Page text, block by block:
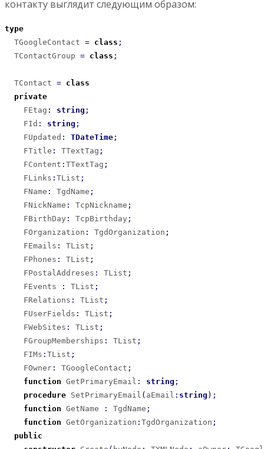
контакту выглядит следующим образом:
type
  TGoogleContact
= class ;
  TContactGroup
= class ;
  TContact
= class
private
    FEtag
: string ;
    FId
: string ;
    FUpdated
: TDateTime ;
    FTitle
: TTextTag ;
    FContent
: TTextTag ;
    FLinks
: TList ;
    FName
: TgdName ;
    FNickName
: TcpNickname ;
    FBirthDay
: TcpBirthday ;
    FOrganization
: TgdOrganization ;
    FEmails
: TList ;
    FPhones
: TList ;
    FPostalAddreses
: TList ;
    FEvents
: TList ;
    FRelations
: TList ;
    FUserFields
: TList ;
    FWebSites
: TList ;
    FGroupMemberships
: TList ;
    FIMs
: TList ;
    FOwner
: TGoogleContact ;
function GetPrimaryEmail : string ;
procedure SetPrimaryEmail ( aEmail : string ) ;
function GetName : TgdName ;
function GetOrganization : TgdOrganization ;
public